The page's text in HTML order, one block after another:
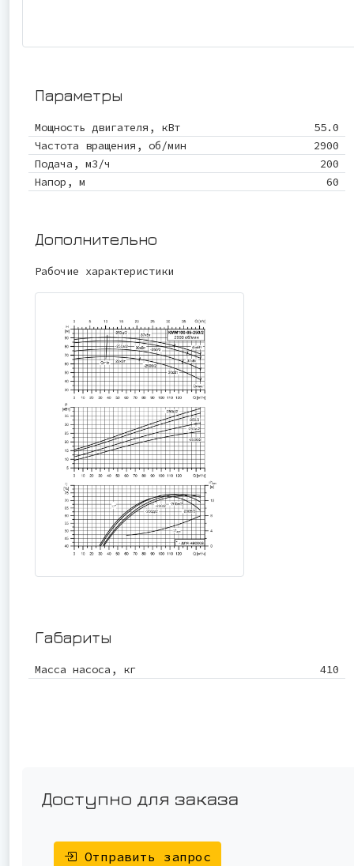
Параметры
Мощность двигателя, кВт
55.0
Частота вращения, об/мин
2900
Подача, м3/ч
200
Напор, м
60
Дополнительно
Рабочие характеристики
Габариты
Масса насоса, кг 410
Доступно для заказа
Отправить запрос